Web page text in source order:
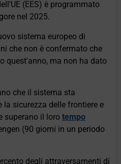
(EES) è programmato
nel 2025.
sistema europeo di
che non è confermato che
quest'anno, ma non ha dato
che il sistema sta
sicurezza delle frontiere e
superano il lorotempo
(90 giorni in un periodo
degli attraversamenti di